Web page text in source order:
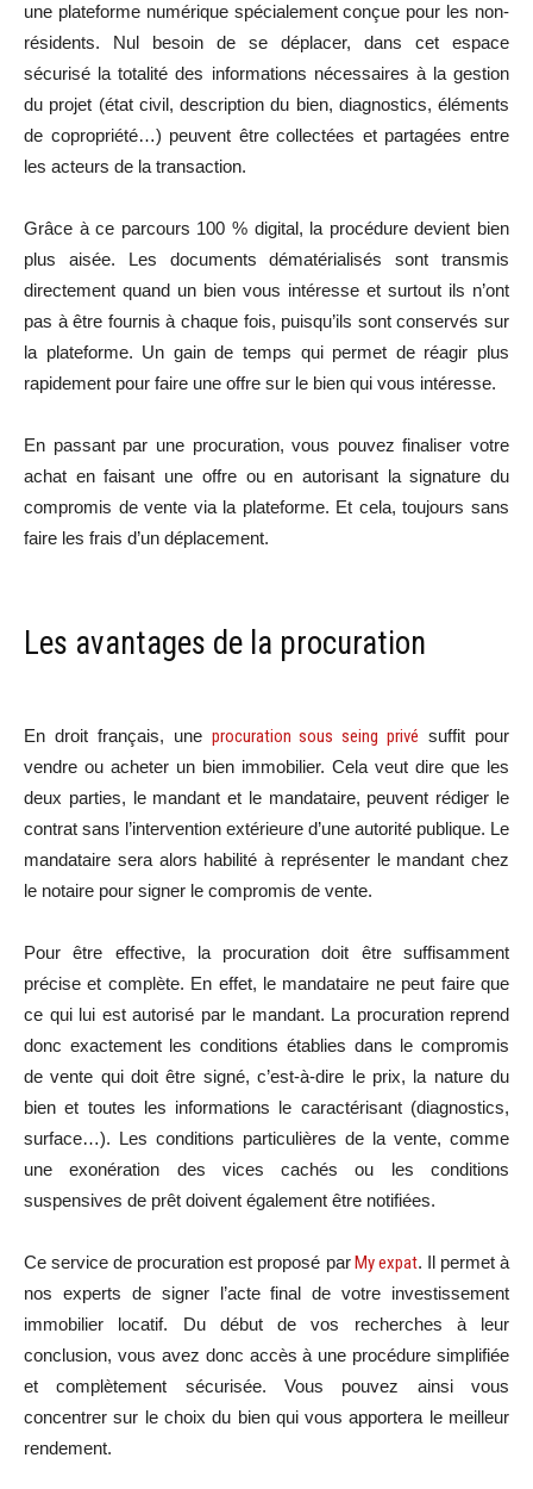
une plateforme numérique spécialement conçue pour les non-
résidents. Nul besoin de se déplacer, dans cet espace
sécurisé la totalité des informations nécessaires à la gestion
du projet (état civil, description du bien, diagnostics, éléments
de copropriété…) peuvent être collectées et partagées entre
les acteurs de la transaction.
Grâce à ce parcours 100 % digital, la procédure devient bien
plus aisée. Les documents dématérialisés sont transmis
directement quand un bien vous intéresse et surtout ils n’ont
pas à être fournis à chaque fois, puisqu’ils sont conservés sur
la plateforme. Un gain de temps qui permet de réagir plus
rapidement pour faire une offre sur le bien qui vous intéresse.
En passant par une procuration, vous pouvez finaliser votre
achat en faisant une offre ou en autorisant la signature du
compromis de vente via la plateforme. Et cela, toujours sans
faire les frais d’un déplacement.
Les avantages de la procuration
En droit français, une procuration sous seing privé suffit pour
vendre ou acheter un bien immobilier. Cela veut dire que les
deux parties, le mandant et le mandataire, peuvent rédiger le
contrat sans l’intervention extérieure d’une autorité publique. Le
mandataire sera alors habilité à représenter le mandant chez
le notaire pour signer le compromis de vente.
Pour être effective, la procuration doit être suffisamment
précise et complète. En effet, le mandataire ne peut faire que
ce qui lui est autorisé par le mandant. La procuration reprend
donc exactement les conditions établies dans le compromis
de vente qui doit être signé, c’est-à-dire le prix, la nature du
bien et toutes les informations le caractérisant (diagnostics,
surface…). Les conditions particulières de la vente, comme
une exonération des vices cachés ou les conditions
suspensives de prêt doivent également être notifiées.
Ce service de procuration est proposé parMy expat. Il permet à
nos experts de signer l’acte final de votre investissement
immobilier locatif. Du début de vos recherches à leur
conclusion, vous avez donc accès à une procédure simplifiée
et complètement sécurisée. Vous pouvez ainsi vous
concentrer sur le choix du bien qui vous apportera le meilleur
rendement.